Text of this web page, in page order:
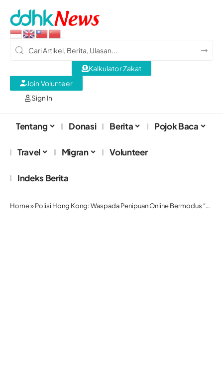
Sign In
Kalkulator Zakat
Join Volunteer
Tentang Donasi Berita Pojok Baca
Travel Migran Volunteer
Indeks Berita
Home»Polisi Hong Kong: Waspada Penipuan Online Bermodus “Obrolan Telanjang”